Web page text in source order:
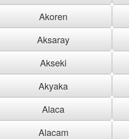
Akoren
Aksaray
Akseki
Akyaka
Alaca
Alacam